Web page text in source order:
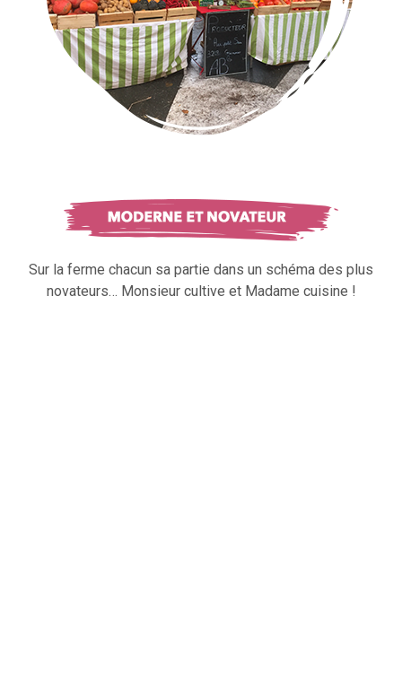
Sur la ferme chacun sa partie dans un schéma des plus
novateurs… Monsieur cultive et Madame cuisine !